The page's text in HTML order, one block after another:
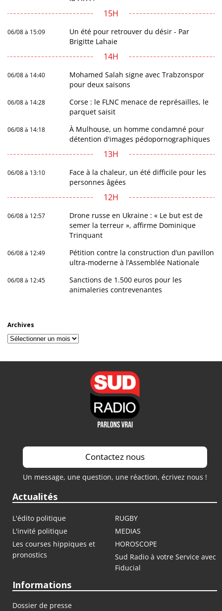
15H
06/08 à 15:09
Un été pour retrouver du désir - Par
Brigitte Lahaie
14H
06/08 à 14:40
Mohamed Salah signe avec Trabzonspor
pour deux saisons
06/08 à 14:28
Corse : le FLNC menace de représailles, le
parquet saisit
06/08 à 14:18
À Mulhouse, un homme condamné pour
détention d'images pédopornographiques
13H
06/08 à 13:10
Face à la chaleur, un été difficile pour les
personnes âgées
12H
06/08 à 12:57
Drone russe en Ukraine : « Le but est de
semer la terreur », affirme Dominique
Trinquant
06/08 à 12:49
Pétition contre la construction d’un pavillon
ultra-moderne à l’Assemblée Nationale
06/08 à 12:45
Sanctions de 1.500 euros pour les
animaleries contrevenantes
Archives
Archives
Contactez nous
Un message, une question, une réaction, écrivez nous !
Actualités
L'édito politique
RUGBY
L'invité politique
MEDIAS
Les courses hippiques et
pronostics
HOROSCOPE
Sud Radio à votre Service avec
Fiducial
Informations
Dossier de presse